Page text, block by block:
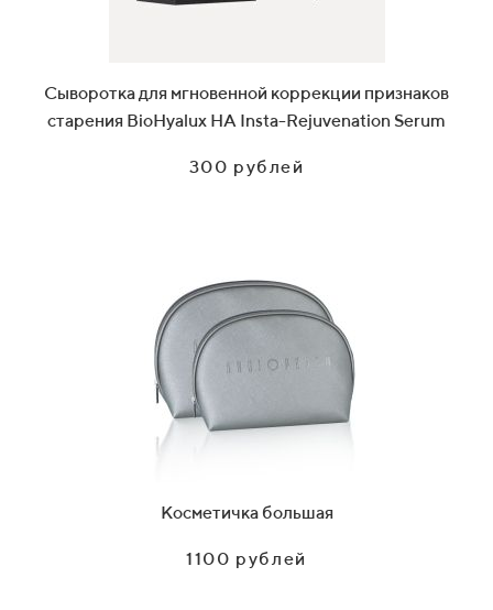
Сыворотка для мгновенной коррекции признаков
старения BioHyalux HA Insta-Rejuvenation Serum
300 рублей
Косметичка большая
1100 рублей